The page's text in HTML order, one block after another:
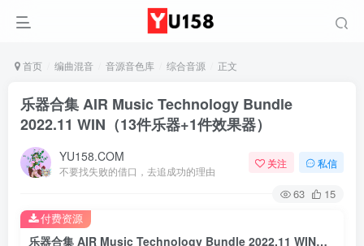
首页 编曲混音 音源音色库 综合音源 正文
乐器合集 AIR Music Technology Bundle
2022.11 WIN（13件乐器+1件效果器）
YU158.COM
不要找失败的借口，去追成功的理由
关注 私信
63 15
乐器合集 AIR Music Technology Bundle 2022.11 WIN（13件乐器+1件效果器）
付费资源